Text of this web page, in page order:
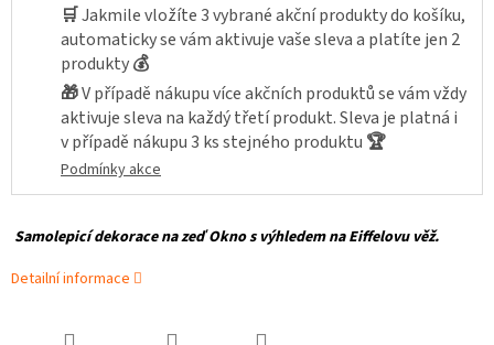
🛒Jakmile vložíte 3 vybrané akční produkty do košíku,
automaticky se vám aktivuje vaše sleva a platíte jen 2
produkty💰
🎁V případě nákupu více akčních produktů se vám vždy
aktivuje sleva na každý třetí produkt. Sleva je platná i
v případě nákupu 3 ks stejného produktu 🏆
Podmínky akce
Samolepicí dekorace na zeď Okno s výhledem na Eiffelovu věž.
Detailní informace